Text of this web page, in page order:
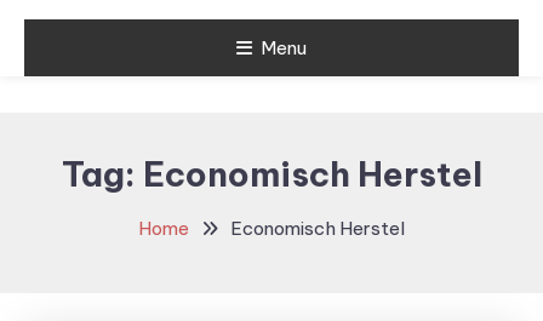
Menu
Tag: Economisch Herstel
Home Economisch Herstel